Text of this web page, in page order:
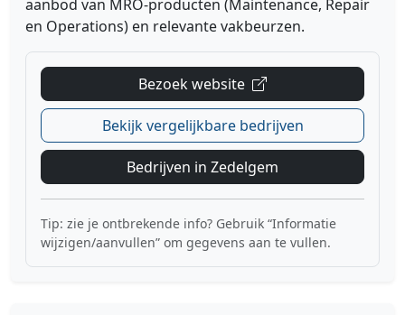
aanbod van MRO-producten (Maintenance, Repair
en Operations) en relevante vakbeurzen.
Bezoek website
Bekijk vergelijkbare bedrijven
Bedrijven in Zedelgem
Tip: zie je ontbrekende info? Gebruik “Informatie
wijzigen/aanvullen” om gegevens aan te vullen.